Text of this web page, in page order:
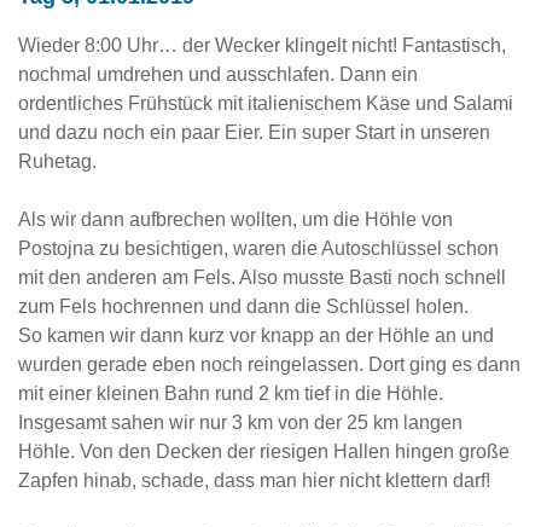
Wieder 8:00 Uhr… der Wecker klingelt nicht! Fantastisch,
nochmal umdrehen und ausschlafen. Dann ein
ordentliches Frühstück mit italienischem Käse und Salami
und dazu noch ein paar Eier. Ein super Start in unseren
Ruhetag.
Als wir dann aufbrechen wollten, um die Höhle von
Postojna zu besichtigen, waren die Autoschlüssel schon
mit den anderen am Fels. Also musste Basti noch schnell
zum Fels hochrennen und dann die Schlüssel holen.
So kamen wir dann kurz vor knapp an der Höhle an und
wurden gerade eben noch reingelassen. Dort ging es dann
mit einer kleinen Bahn rund 2 km tief in die Höhle.
Insgesamt sahen wir nur 3 km von der 25 km langen
Höhle. Von den Decken der riesigen Hallen hingen große
Zapfen hinab, schade, dass man hier nicht klettern darf!